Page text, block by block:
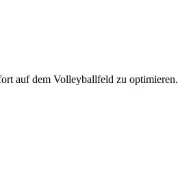
auf dem Volleyballfeld zu optimieren.